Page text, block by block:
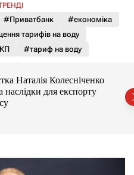
м
к
а
о
л
ь
г
#Приватбанк
#економіка
тарифів на воду
#тариф на воду
Наталія Колесніченко
наслідки для експорту